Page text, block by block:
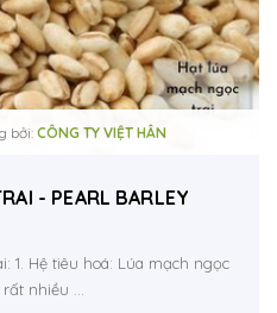
bởi:CÔNG TY VIỆT HÂN
- PEARL BARLEY
1. Hệ tiêu hoá: Lúa mạch ngọc
nhiều ...